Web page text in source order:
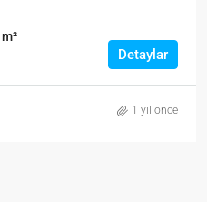
m²
Detaylar
1 yıl önce